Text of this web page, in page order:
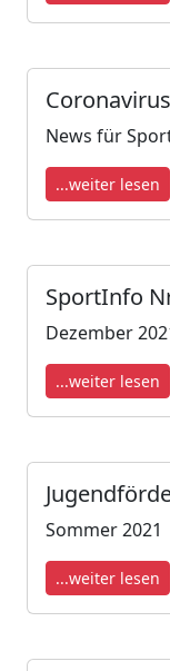
Coronavirus
News für
...weiter lesen
SportInfo
Dezember
...weiter lesen
Sommer 2021
...weiter lesen